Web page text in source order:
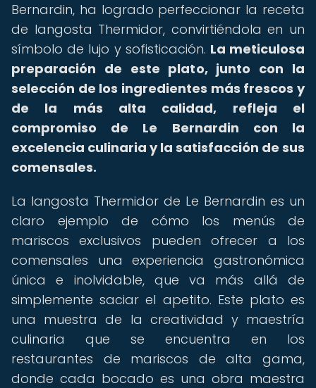
Bernardin, ha logrado perfeccionar la receta
de langosta Thermidor, convirtiéndola en un
símbolo de lujo y sofisticación. La meticulosa
preparación de este plato, junto con la
selección de los ingredientes más frescos y
de la más alta calidad, refleja el
compromiso de Le Bernardin con la
excelencia culinaria y la satisfacción de sus
comensales.
La langosta Thermidor de Le Bernardin es un
claro ejemplo de cómo los menús de
mariscos exclusivos pueden ofrecer a los
comensales una experiencia gastronómica
única e inolvidable, que va más allá de
simplemente saciar el apetito. Este plato es
una muestra de la creatividad y maestría
culinaria que se encuentra en los
restaurantes de mariscos de alta gama,
donde cada bocado es una obra maestra